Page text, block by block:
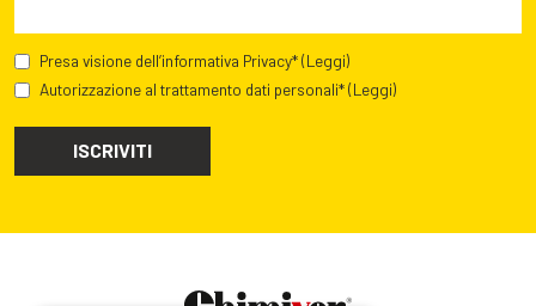
Presa visione dell’informativa Privacy*(Leggi)
Autorizzazione al trattamento dati personali*(Leggi)